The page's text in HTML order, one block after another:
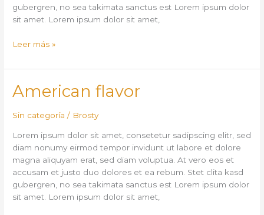
gubergren, no sea takimata sanctus est Lorem ipsum dolor
sit amet. Lorem ipsum dolor sit amet,
Leer más »
American flavor
Sin categoría / Brosty
Lorem ipsum dolor sit amet, consetetur sadipscing elitr, sed
diam nonumy eirmod tempor invidunt ut labore et dolore
magna aliquyam erat, sed diam voluptua. At vero eos et
accusam et justo duo dolores et ea rebum. Stet clita kasd
gubergren, no sea takimata sanctus est Lorem ipsum dolor
sit amet. Lorem ipsum dolor sit amet,
American
flavor